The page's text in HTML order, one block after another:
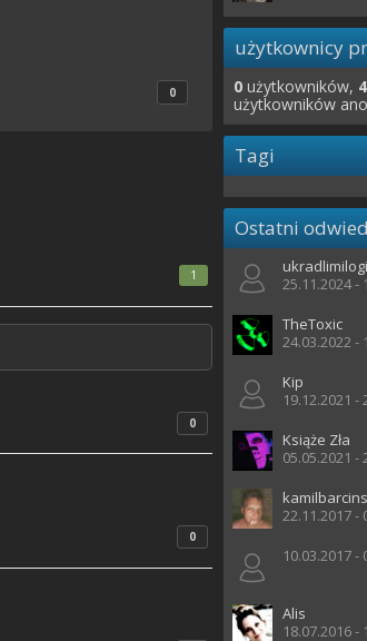
0
1
0
0
użytkownicy
0 użytkowników, 4
użytkowników
Tagi
Ostatni
25.11.2024 -
TheToxic
24.03.2022 -
Kip
19.12.2021 -
Książe Zła
05.05.2021 -
22.11.2017 -
10.03.2017 -
Alis
18.07.2016 -